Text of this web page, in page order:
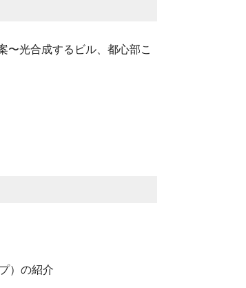
〜光合成するビル、都心部こ
）の紹介